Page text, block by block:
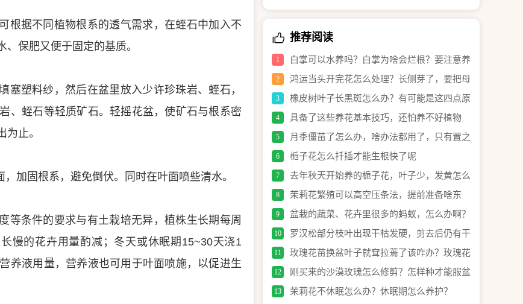
根据不同植物根系的透气需求，在蛭石中加入不
保肥又便于固定的基质。
塞塑料纱，然后在盆里放入少许珍珠岩、蛭石，
、蛭石等轻质矿石。轻摇花盆，使矿石与根系密
止。
加固根系，避免倒伏。同时在叶面喷些清水。
等条件的要求与有土栽培无异，植株生长期每周
慢的花卉用量酌减；冬天或休眠期15~30天浇1
养液用量，营养液也可用于叶面喷施，以促进生
推荐阅读
1
白掌可以水养吗？白掌为啥会烂根？要注意养
护细节，就养不死！
2
鸿运当头开完花怎么处理？长侧芽了，要把母
株全剪掉养侧芽吗？
3
橡皮树叶子长黑斑怎么办？有可能是这四点原
因引起的！
4 具备了这些养花基本技巧，还怕养不好植物
5
月季僵苗了怎么办，啥办法都用了，只有置之
死地而后生了！
6 栀子花怎么扦插才能生根快了呢
7
去年秋天开始养的栀子花，叶子少，发黄怎么
办？
8
茉莉花繁殖可以高空压条法，提前准备啥东
西？具体怎么操作？
9
盆栽的蔬菜、花卉里很多的蚂蚁，怎么办啊？
这是啥情况？
10
罗汉松部分枝叶出现干枯发硬，剪去后仍有干
枯，该怎么办？
11
玫瑰花苗换盆叶子就耷拉蔫了该咋办？玫瑰花
换盆后怎么养护？
12
刚买来的沙漠玫瑰怎么修剪？怎样种才能服盆
快？注意这几点细节！
13 茉莉花不休眠怎么办？休眠期怎么养护？